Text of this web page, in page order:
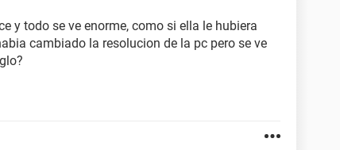
y todo se ve enorme, como si ella le hubiera
cambiado la resolucion de la pc pero se ve